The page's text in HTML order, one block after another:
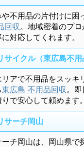
不用品の片付けに困
回収。地域密着のプロ
対応してくれます。
サイクル（東広島不用
アで不用品をスッキ
東広島 不用品回収。即
で安心して頼めます。
サーチ岡山
チ岡山は、岡山県で